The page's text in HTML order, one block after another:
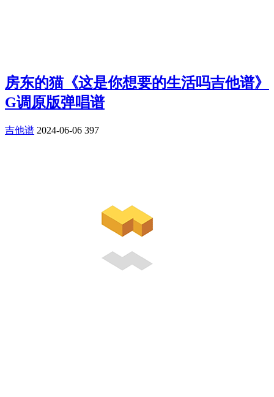
房东的猫《这是你想要的生活吗吉他谱》
G调原版弹唱谱
吉他谱 2024-06-06 397